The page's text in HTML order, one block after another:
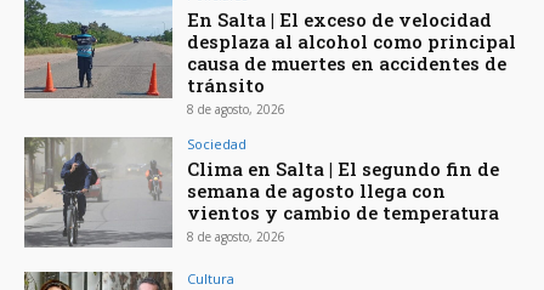
En Salta | El exceso de velocidad
desplaza al alcohol como principal
causa de muertes en accidentes de
tránsito
8 de agosto, 2026
Sociedad
Clima en Salta | El segundo fin de
semana de agosto llega con
vientos y cambio de temperatura
8 de agosto, 2026
Cultura